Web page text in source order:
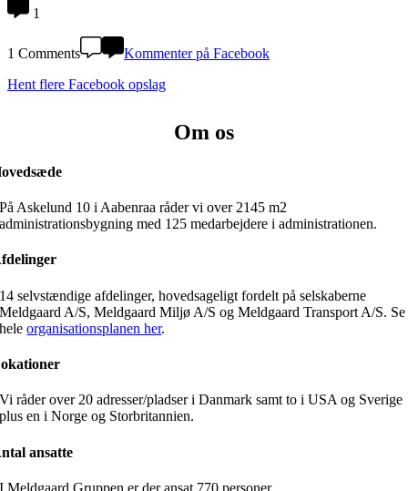
1
1 Comments
Kommenter på Facebook
Hent flere Facebook opslag
Om os
På Askelund 10 i Aabenraa råder vi over 2145 m2
administrationsbygning med 125 medarbejdere i administrationen.
14 selvstændige afdelinger, hovedsageligt fordelt på selskaberne
Meldgaard A/S, Meldgaard Miljø A/S og Meldgaard Transport A/S. Se
heleorganisationsplanen her.
Vi råder over 20 adresser/pladser i Danmark samt to i USA og Sverige
plus en i Norge og Storbritannien.
ansatte
I Meldgaard Gruppen er der ansat 770 personer.